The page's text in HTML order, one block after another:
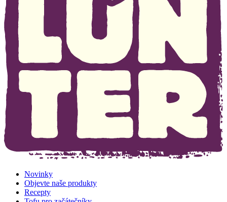
Novinky
Objevte naše produkty
Recepty